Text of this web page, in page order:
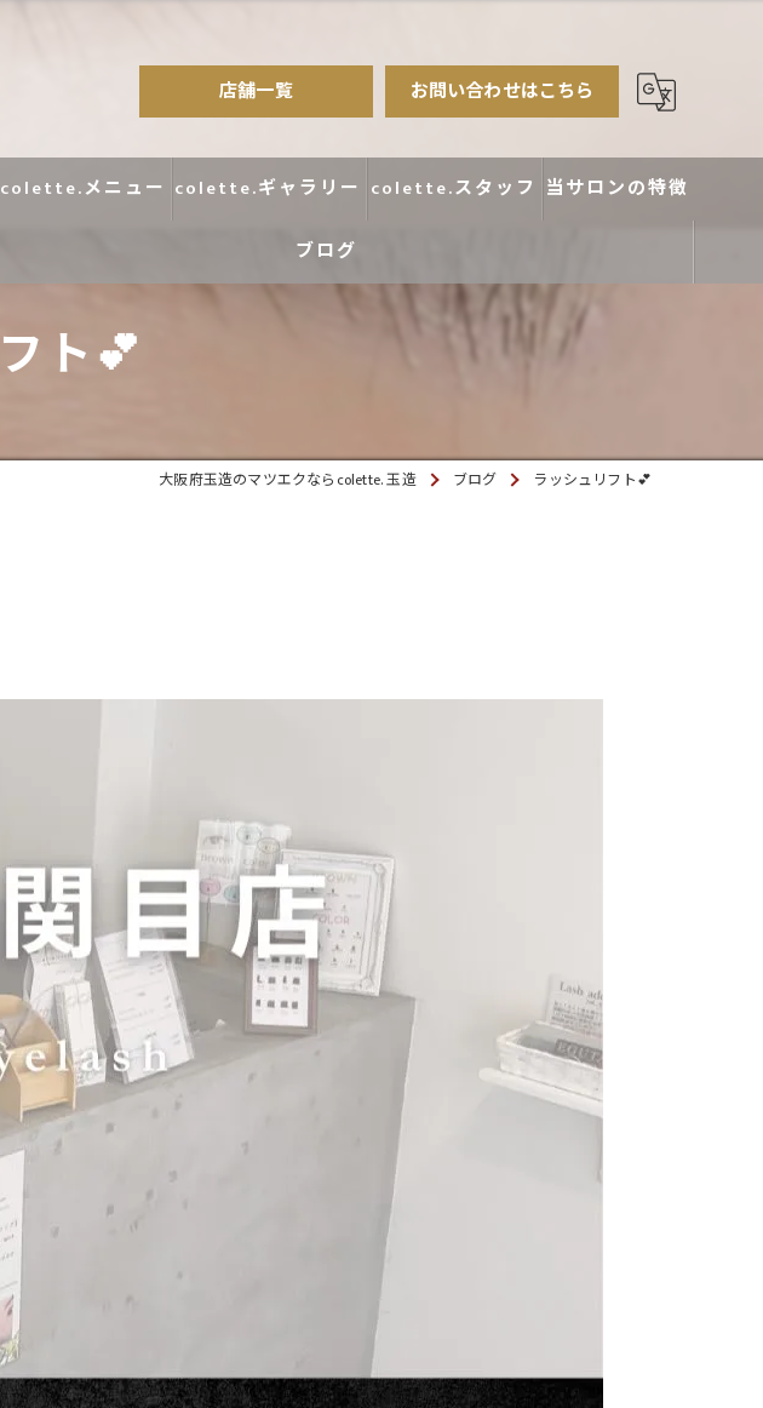
店舗一覧 お問い合わせはこちら
colette.メニュー colette.ギャラリー colette.スタッフ 当サロンの特徴
アイブロウ
ブログ
ム ト💕
大阪府玉造のマツエクならcolette. 玉造 ブログ ラッシュリフト💕